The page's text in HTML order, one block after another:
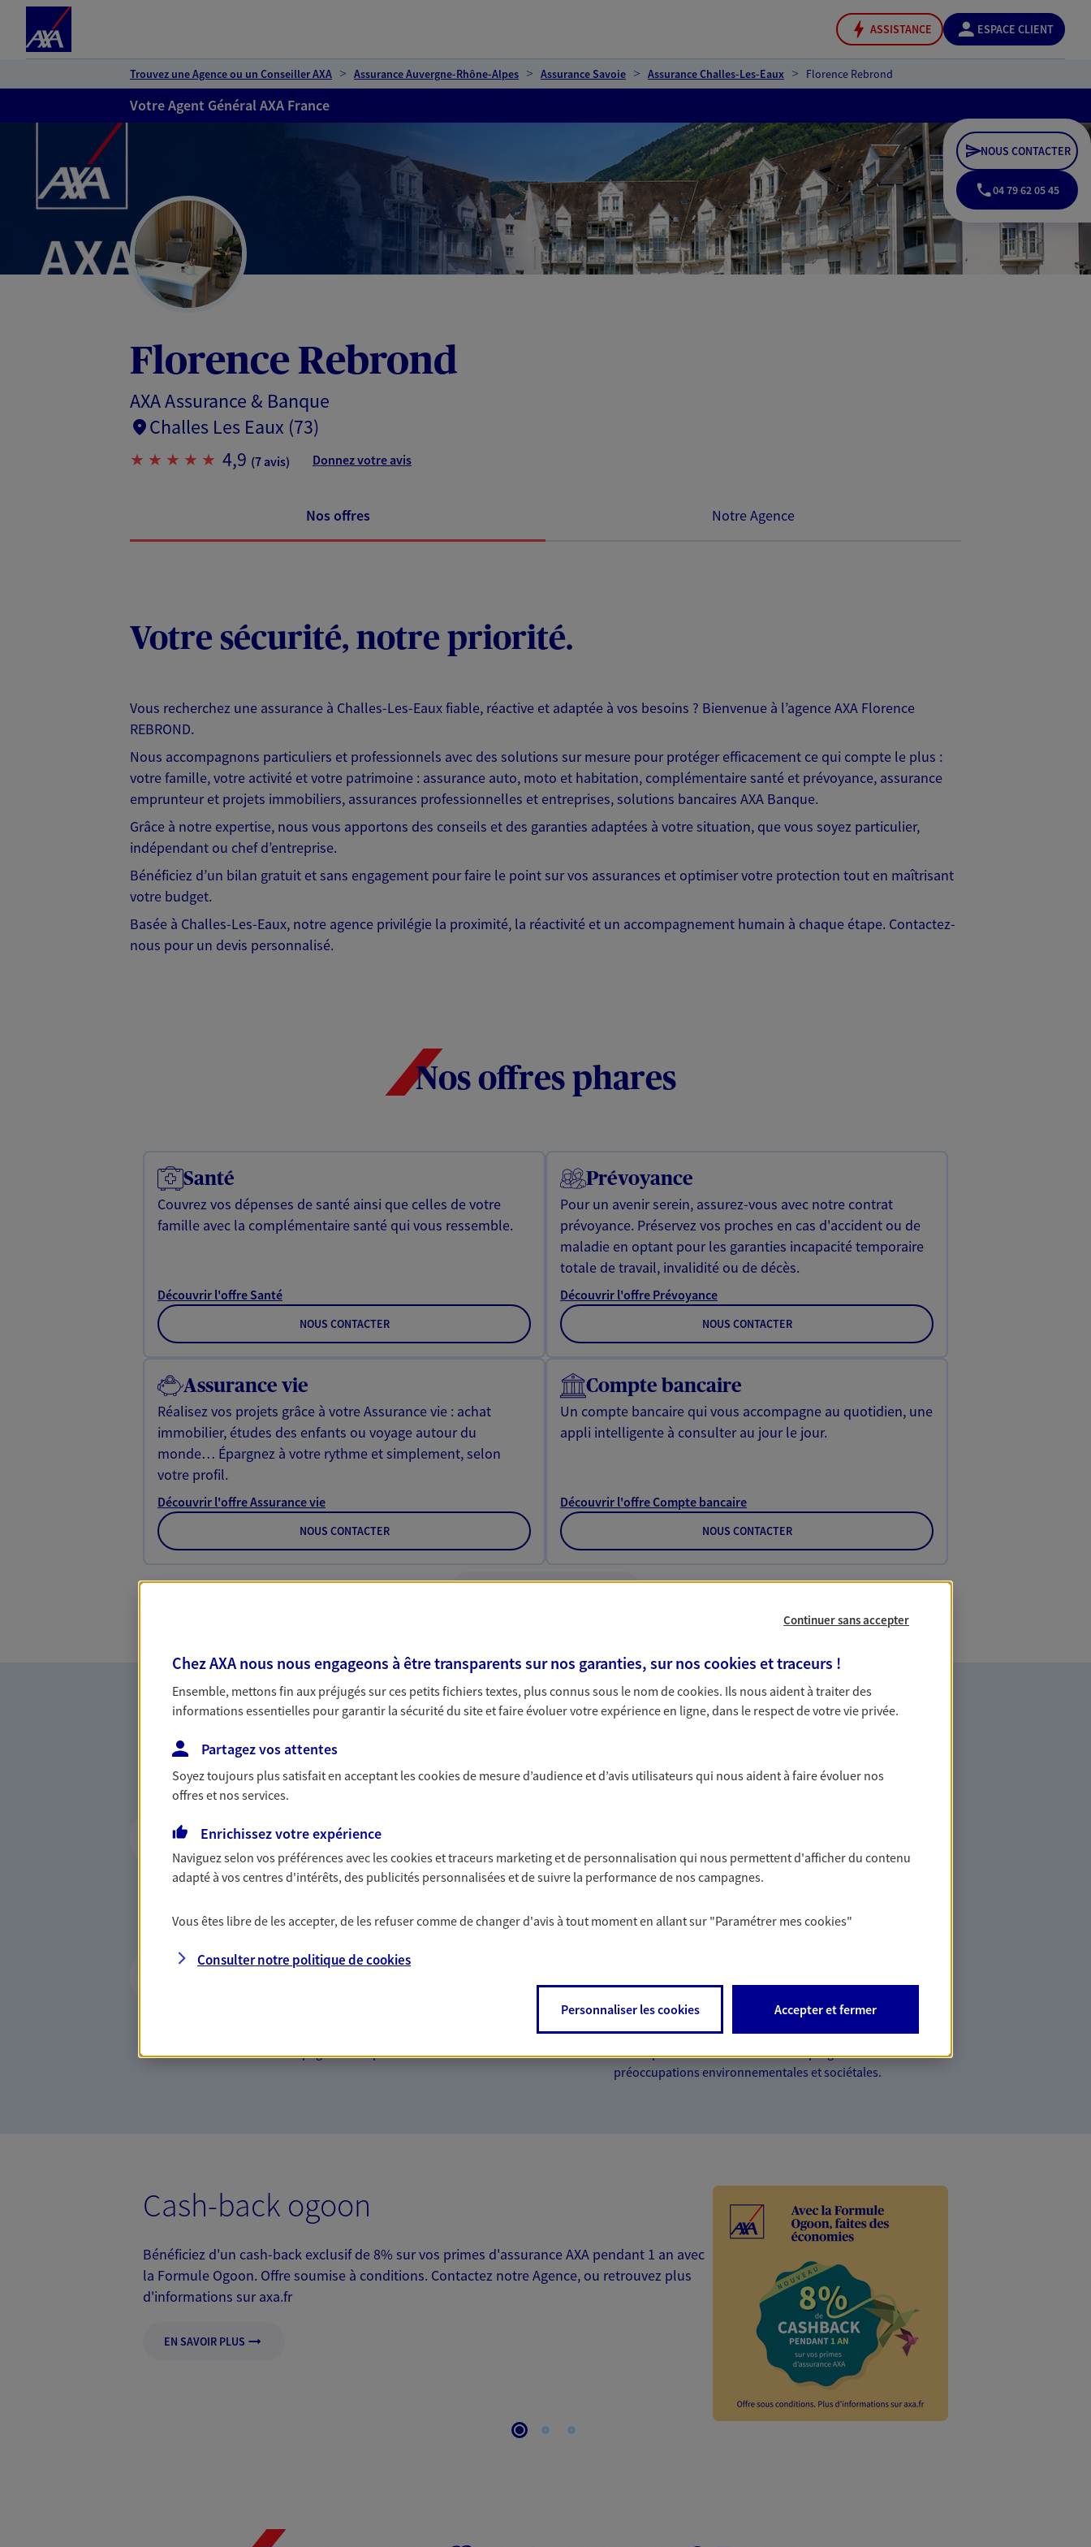
ASSISTANCE ESPACE CLIENT
Trouvez une Agence ou un Conseiller AXA Assurance Auvergne-Rhône-Alpes Assurance Savoie Assurance Challes-Les-Eaux Florence Rebrond
Votre Agent Général AXA France
Florence Rebrond
AXA Assurance & Banque
Challes Les Eaux (73)
4,9 (7 avis) Donnez votre avis
NOUS CONTACTER
04 79 62 05 45
Nos offres Notre Agence
Votre sécurité, notre priorité.
Vous recherchez une assurance à Challes-Les-Eaux fiable, réactive et adaptée à vos besoins ? Bienvenue à l’agence AXA Florence
REBROND.
Nous accompagnons particuliers et professionnels avec des solutions sur mesure pour protéger efficacement ce qui compte le plus :
votre famille, votre activité et votre patrimoine : assurance auto, moto et habitation, complémentaire santé et prévoyance, assurance
emprunteur et projets immobiliers, assurances professionnelles et entreprises, solutions bancaires AXA Banque.
Grâce à notre expertise, nous vous apportons des conseils et des garanties adaptées à votre situation, que vous soyez particulier,
indépendant ou chef d’entreprise.
Bénéficiez d’un bilan gratuit et sans engagement pour faire le point sur vos assurances et optimiser votre protection tout en maîtrisant
votre budget.
Basée à Challes-Les-Eaux, notre agence privilégie la proximité, la réactivité et un accompagnement humain à chaque étape. Contactez-
nous pour un devis personnalisé.
Nos offres phares
Santé
Couvrez vos dépenses de santé ainsi que celles de votre
famille avec la complémentaire santé qui vous ressemble.
Découvrir l'offre Santé
NOUS CONTACTER
Prévoyance
Pour un avenir serein, assurez-vous avec notre contrat
prévoyance. Préservez vos proches en cas d'accident ou de
maladie en optant pour les garanties incapacité temporaire
totale de travail, invalidité ou de décès.
Découvrir l'offre Prévoyance
NOUS CONTACTER
Assurance vie
Réalisez vos projets grâce à votre Assurance vie : achat
immobilier, études des enfants ou voyage autour du
monde… Épargnez à votre rythme et simplement, selon
votre profil.
Découvrir l'offre Assurance vie
NOUS CONTACTER
Compte bancaire
Un compte bancaire qui vous accompagne au quotidien, une
appli intelligente à consulter au jour le jour.
Découvrir l'offre Compte bancaire
NOUS CONTACTER
entreprises
Comme vous, nous sommes des indépendants. Nous
votre activité, vos collaborateurs... mais aussi vous-même et
Avec une qualité de conseil reconnue, nous vous
particuliers : auto, habitation, santé… À chaque moment de
Ouvrir un compte bancaire pour votre
nous vous accompagnons au quotidien.
citoyenne
Epargne responsable, solidaire, citoyenne… au-delà des
mots, nos engagements sont concrets. Nous proposons des
offres qui donnent du sens à votre épargne et reflètent vos
préoccupations environnementales et sociétales.
Cash-back ogoon
Bénéficiez d'un cash-back exclusif de 8% sur vos primes d'assurance AXA pendant 1 an avec
la Formule Ogoon. Offre soumise à conditions. Contactez notre Agence, ou retrouvez plus
d'informations sur axa.fr
EN SAVOIR PLUS
Continuer sans accepter
Chez AXA nous nous engageons à être transparents sur nos garanties, sur nos cookies et traceurs !
Ensemble, mettons fin aux préjugés sur ces petits fichiers textes, plus connus sous le nom decookies. Ils nous aident à traiter des
informations essentielles pour garantir la sécurité du site et faire évoluer votre expérience en ligne, dans le respect de votre vie privée.
Partagez vos attentes
Soyez toujours plus satisfait en acceptant lescookiesde mesure d’audience et d’avis utilisateurs qui nous aident à faire évoluer nos
offres et nos services.
Enrichissez votre expérience
Naviguez selon vos préférences avec lescookies et traceurs marketing et de personnalisation qui nous permettent d'afficher du contenu
adapté à vos centres d'intérêts, des publicités personnalisées et de suivre la performance de nos campagnes.
Vous êtes libre de les accepter, de les refuser comme de changer d'avis à tout moment en allant sur "Paramétrer mescookies"
Consulter notre politique decookies
Personnaliser les cookies Accepter et fermer